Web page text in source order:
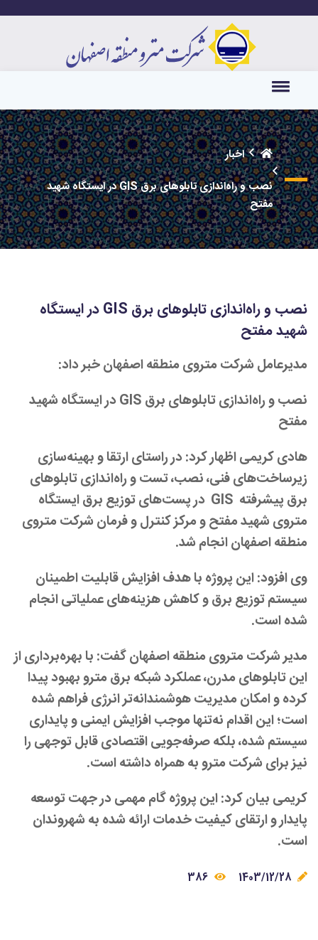
اخبار
نصب و راه‌اندازی تابلوهای برق GIS در ایستگاه شهید
مفتح
نصب و راه‌اندازی تابلوهای برق GIS در ایستگاه
شهید مفتح
مدیرعامل شرکت متروی منطقه اصفهان خبر داد:
نصب و راه‌اندازی تابلوهای برق GIS در ایستگاه شهید
مفتح
هادی کریمی اظهار کرد: در راستای ارتقا و بهینه‌سازی
زیرساخت‌های فنی، نصب، تست و راه‌اندازی تابلوهای
برق پیشرفته GIS
در پست‌های توزیع برق ایستگاه
متروی شهید مفتح و مرکز کنترل و فرمان شرکت متروی
منطقه اصفهان انجام شد.
وی افزود: این پروژه با هدف افزایش قابلیت اطمینان
سیستم توزیع برق و کاهش هزینه‌های عملیاتی انجام
شده است.
مدیر شرکت متروی منطقه اصفهان گفت: با بهره‌برداری از
این تابلوهای مدرن، عملکرد شبکه برق مترو بهبود پیدا
کرده و امکان مدیریت هوشمندانه‌تر انرژی فراهم شده
است؛ این اقدام نه‌تنها موجب افزایش ایمنی و پایداری
سیستم شده، بلکه صرفه‌جویی اقتصادی قابل توجهی را
نیز برای شرکت مترو به همراه داشته است.
کریمی بیان کرد: این پروژه گام مهمی در جهت توسعه
پایدار و ارتقای کیفیت خدمات ارائه شده به شهروندان
است.